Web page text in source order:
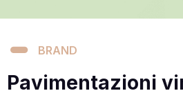
BRAND
Pavimentazioni